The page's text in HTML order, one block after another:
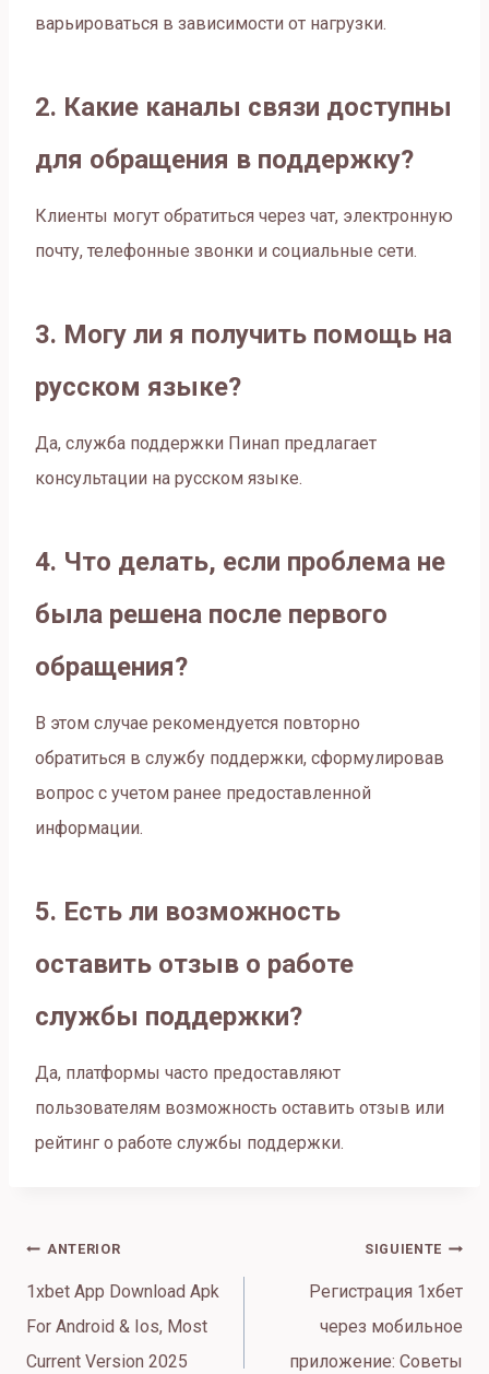
варьироваться в зависимости от нагрузки.
2. Какие каналы связи доступны
для обращения в поддержку?
Клиенты могут обратиться через чат, электронную
почту, телефонные звонки и социальные сети.
3. Могу ли я получить помощь на
русском языке?
Да, служба поддержки Пинап предлагает
консультации на русском языке.
4. Что делать, если проблема не
была решена после первого
обращения?
В этом случае рекомендуется повторно
обратиться в службу поддержки, сформулировав
вопрос с учетом ранее предоставленной
информации.
5. Есть ли возможность
оставить отзыв о работе
службы поддержки?
Да, платформы часто предоставляют
пользователям возможность оставить отзыв или
рейтинг о работе службы поддержки.
Navegación
de
entradas
ANTERIOR
1xbet App Download Apk
For Android & Ios, Most
Current Version 2025
SIGUIENTE
Регистрация 1хбет
через мобильное
приложение: Советы